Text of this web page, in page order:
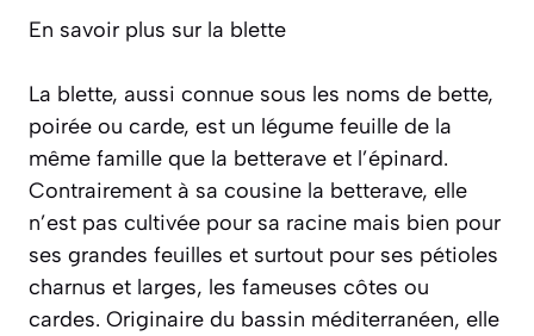
En savoir plus sur la blette
La blette, aussi connue sous les noms de bette,
poirée ou carde, est un légume feuille de la
même famille que la betterave et l’épinard.
Contrairement à sa cousine la betterave, elle
n’est pas cultivée pour sa racine mais bien pour
ses grandes feuilles et surtout pour ses pétioles
charnus et larges, les fameuses côtes ou
cardes. Originaire du bassin méditerranéen, elle